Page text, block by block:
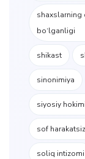
shaxslarning
bo‘lganligi
shikast
sinonimiya
siyosiy
sof
soliq intizomi